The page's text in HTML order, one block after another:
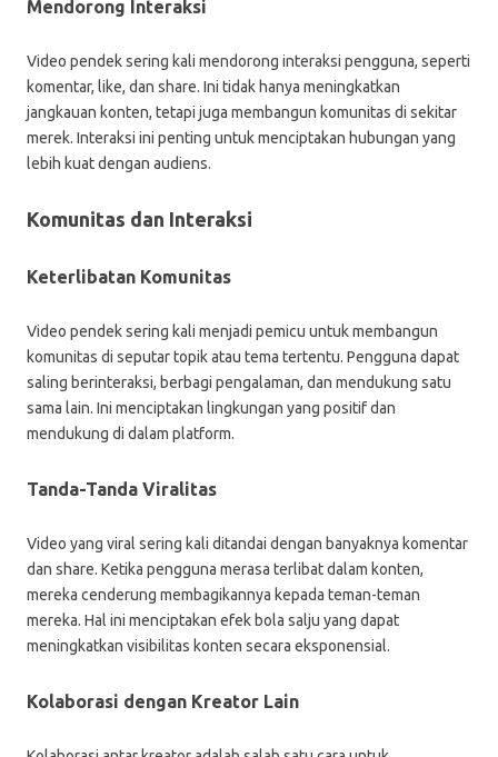
Mendorong Interaksi
Video pendek sering kali mendorong interaksi pengguna, seperti
komentar, like, dan share. Ini tidak hanya meningkatkan
jangkauan konten, tetapi juga membangun komunitas di sekitar
merek. Interaksi ini penting untuk menciptakan hubungan yang
lebih kuat dengan audiens.
Komunitas dan Interaksi
Keterlibatan Komunitas
Video pendek sering kali menjadi pemicu untuk membangun
komunitas di seputar topik atau tema tertentu. Pengguna dapat
saling berinteraksi, berbagi pengalaman, dan mendukung satu
sama lain. Ini menciptakan lingkungan yang positif dan
mendukung di dalam platform.
Tanda-Tanda Viralitas
Video yang viral sering kali ditandai dengan banyaknya komentar
dan share. Ketika pengguna merasa terlibat dalam konten,
mereka cenderung membagikannya kepada teman-teman
mereka. Hal ini menciptakan efek bola salju yang dapat
meningkatkan visibilitas konten secara eksponensial.
Kolaborasi dengan Kreator Lain